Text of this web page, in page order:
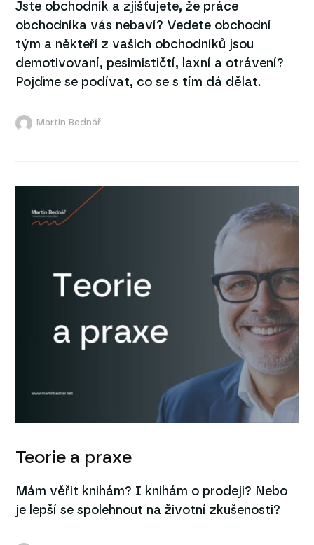
Jste obchodník a zjišťujete, že práce
obchodníka vás nebaví? Vedete obchodní
tým a někteří z vašich obchodníků jsou
demotivovaní, pesimističtí, laxní a otrávení?
Pojďme se podívat, co se s tím dá dělat.
Martin Bednář
Teorie a praxe
Mám věřit knihám? I knihám o prodeji? Nebo
je lepší se spolehnout na životní zkušenosti?